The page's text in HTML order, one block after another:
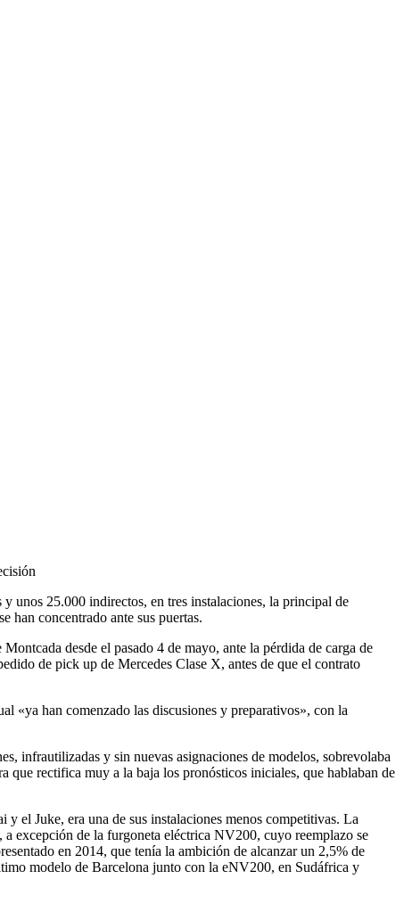
unos 25.000 indirectos, en tres instalaciones, la principal de
han concentrado ante sus puertas.
desde el pasado 4 de mayo, ante la pérdida de carga de
de pick up de Mercedes Clase X, antes de que el contrato
«ya han comenzado las discusiones y preparativos», con la
infrautilizadas y sin nuevas asignaciones de modelos, sobrevolaba
que rectifica muy a la baja los pronósticos iniciales, que hablaban de
el Juke, era una de sus instalaciones menos competitivas. La
excepción de la furgoneta eléctrica NV200, cuyo reemplazo se
en 2014, que tenía la ambición de alcanzar un 2,5% de
modelo de Barcelona junto con la eNV200, en Sudáfrica y